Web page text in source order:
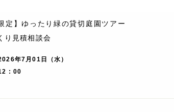
定】ゆったり緑の貸切庭園ツアー
り見積相談会
年7月01日（水）
: 00